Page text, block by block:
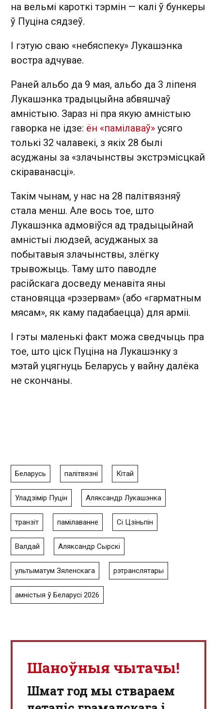
на вельмі кароткі тэрмін — калі ў бункеры
ў Пуціна сядзеў.
І гэтую сваю «небяспеку» Лукашэнка
востра адчувае.
Раней альбо да 9 мая, альбо да 3 ліпеня
Лукашэнка традыцыйна абвяшчаў
амністыю. Зараз ні пра якую амністыю
гаворка не ідзе: ён «памілаваў» усяго
толькі 32 чалавекі, з якіх 28 былі
асуджаны за «злачынствы экстрэмісцкай
скіраванасці».
Такім чынам, у нас на 28 палітвязняў
стала менш. Але вось тое, што
Лукашэнка адмовіўся ад традыцыйнай
амністыі людзей, асуджаных за
побытавыя злачынствы, злёгку
трывожыць. Таму што паводле
расійскага досведу менавіта яны
становяцца «рэзервам» (або «гарматным
мясам», як каму падабаецца) для арміі.
І гэты маленькі факт можа сведчыць пра
тое, што ціск Пуціна на Лукашэнку з
мэтай уцягнуць Беларусь у вайну далёка
не скончаны.
Беларусь палітвязні Кітай
Уладзімір Пуцін Аляксандр Лукашэнка
транзіт памілаванне Сі Цзіньпін
Валдай Аляксандр Сырскі
ультыматум Зяленскага рэтранслятары
амністыя ў Беларусі 2026
Шаноўныя чытачы!
Шмат год мы ствараем